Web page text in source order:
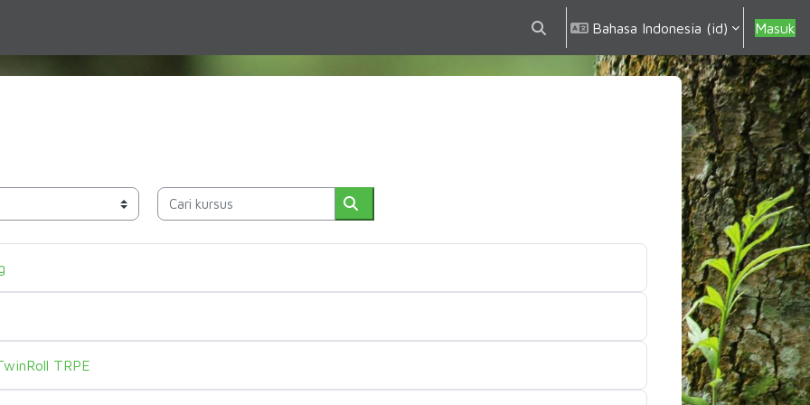
Alihkan input pencarian
Bahasa Indonesia ‎(id)‎ Masuk
Cari kursus
Cari kursus
TRPE